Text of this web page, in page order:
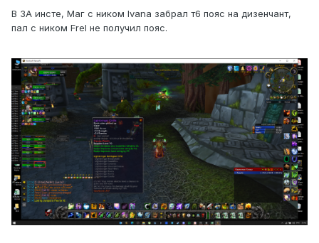
В ЗА инсте, Маг с ником Ivana забрал т6 пояс на дизенчант,
пал с ником Frel не получил пояс.